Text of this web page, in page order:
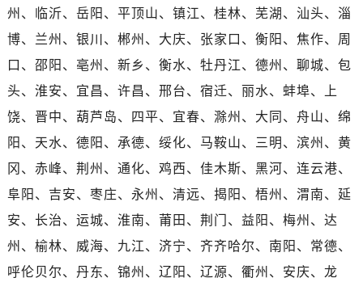
广西壮族自治区玉林市玉州区金玉路浪琴售后服务中心（需提前预约）
海南省儋州市儋州市那大镇兰洋北路浪琴售后服务中心（需提前预约）
海南省东方市八所镇解放西路浪琴售后服务中心（需提前预约）
海南省琼海市嘉积镇东风路浪琴售后服务中心（需提前预约）
海南省万宁市万城镇解放路浪琴售后服务中心（需提前预约）
海南省文昌市文城镇教育东路浪琴售后服务中心（需提前预约）
海南省五指山市通什镇三月三大道浪琴售后服务中心（需提前预约）
香港特别行政区尖沙咀区油尖旺区广东道浪琴售后服务中心（需提前预约）
香港特别行政区金钟区中西区金钟道浪琴售后服务中心（需提前预约）
香港特别行政区九龙区油尖旺区弥敦道浪琴售后服务中心（需提前预约）
州、临沂、岳阳、平顶山、镇江、桂林、芜湖、汕头、淄
博、兰州、银川、郴州、大庆、张家口、衡阳、焦作、周
口、邵阳、亳州、新乡、衡水、牡丹江、德州、聊城、包
头、淮安、宜昌、许昌、邢台、宿迁、丽水、蚌埠、上
饶、晋中、葫芦岛、四平、宜春、滁州、大同、舟山、绵
阳、天水、德阳、承德、绥化、马鞍山、三明、滨州、黄
冈、赤峰、荆州、通化、鸡西、佳木斯、黑河、连云港、
阜阳、吉安、枣庄、永州、清远、揭阳、梧州、渭南、延
安、长治、运城、淮南、莆田、荆门、益阳、梅州、达
州、榆林、威海、九江、济宁、齐齐哈尔、南阳、常德、
呼伦贝尔、丹东、锦州、辽阳、辽源、衢州、安庆、龙